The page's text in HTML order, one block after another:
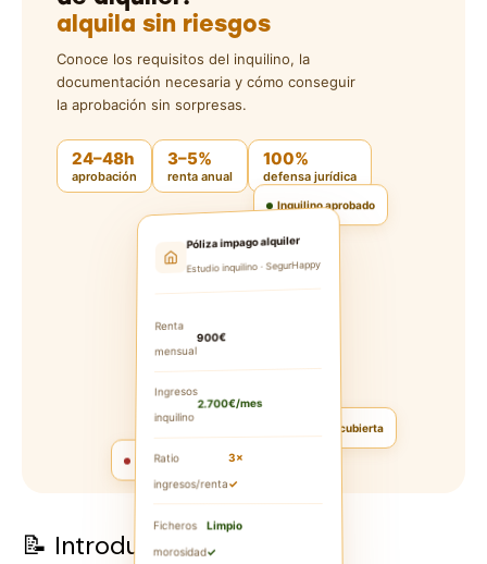
alquila sin riesgos
Conoce los requisitos del inquilino, la
documentación necesaria y cómo conseguir
la aprobación sin sorpresas.
24–48h
aprobación
3–5%
renta anual
100%
defensa jurídica
Inquilino aprobado
Renta cubierta
Sin morosidad
Póliza impago alquiler
Estudio inquilino · SegurHappy
Renta
mensual
900€
Ingresos
inquilino
2.700€/mes
Ratio
ingresos/renta
3×
✓
Ficheros
morosidad
Limpio
✓
📝 Introducción